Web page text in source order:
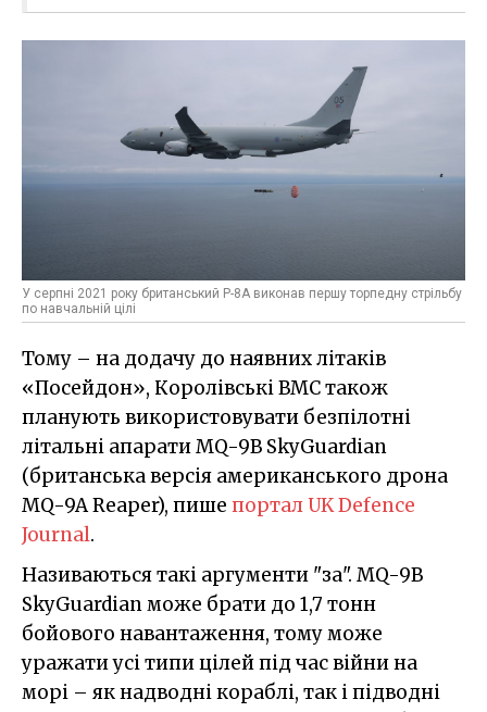
У серпні 2021 року британський P-8A виконав першу торпедну стрільбу
по навчальній цілі
Тому – на додачу до наявних літаків
«Посейдон», Королівські ВМС також
планують використовувати безпілотні
літальні апарати MQ-9B SkyGuardian
(британська версія американського дрона
MQ-9A Reaper), пише портал UK Defence
Journal.
Називаються такі аргументи "за". MQ-9B
SkyGuardian може брати до 1,7 тонн
бойового навантаження, тому може
уражати усі типи цілей під час війни на
морі – як надводні кораблі, так і підводні